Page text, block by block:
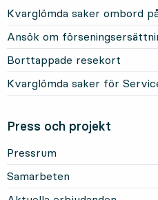
Kvarglömda saker ombord
Ansök om
Borttappade resekort
Kvarglömda saker för
Press och projekt
Pressrum
Samarbeten